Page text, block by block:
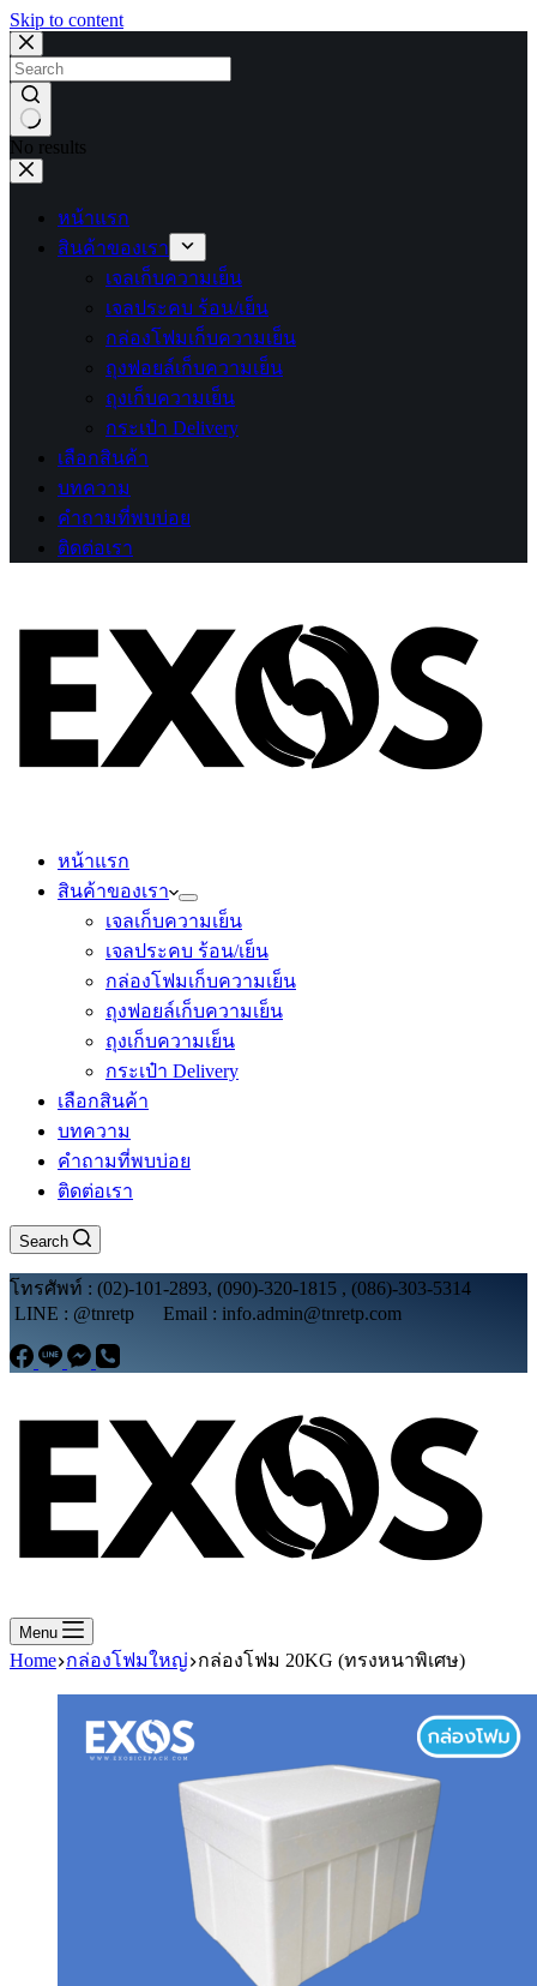
Skip to content
No results
หน้าแรก
สินค้าของเรา
เจลเก็บความเย็น
เจลประคบ ร้อน/เย็น
กล่องโฟมเก็บความเย็น
ถุงฟอยล์เก็บความเย็น
ถุงเก็บความเย็น
กระเป๋า Delivery
เลือกสินค้า
บทความ
คำถามที่พบบ่อย
ติดต่อเรา
หน้าแรก
สินค้าของเรา
เจลเก็บความเย็น
เจลประคบ ร้อน/เย็น
กล่องโฟมเก็บความเย็น
ถุงฟอยล์เก็บความเย็น
ถุงเก็บความเย็น
กระเป๋า Delivery
เลือกสินค้า
บทความ
คำถามที่พบบ่อย
ติดต่อเรา
Search
โทรศัพท์ : (02)-101-2893, (090)-320-1815 , (086)-303-5314
LINE : @tnretp Email : info.admin@tnretp.com
Menu
Home กล่องโฟมใหญ่ กล่องโฟม 20KG (ทรงหนาพิเศษ)